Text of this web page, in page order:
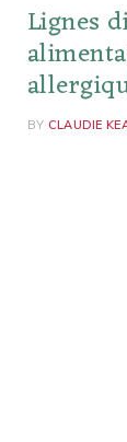
Lignes
BY CLAUDIE